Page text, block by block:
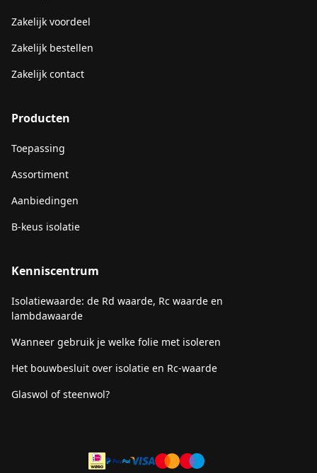
Zakelijk voordeel
Zakelijk bestellen
Zakelijk contact
Producten
Toepassing
Assortiment
Aanbiedingen
B-keus isolatie
Kenniscentrum
Isolatiewaarde: de Rd waarde, Rc waarde en
lambdawaarde
Wanneer gebruik je welke folie met isoleren
Het bouwbesluit over isolatie en Rc-waarde
Glaswol of steenwol?